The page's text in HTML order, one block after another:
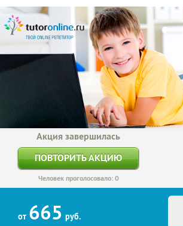
Акция завершилась
ПОВТОРИТЬ АКЦИЮ
Человек проголосовало: 0
от 665 руб.